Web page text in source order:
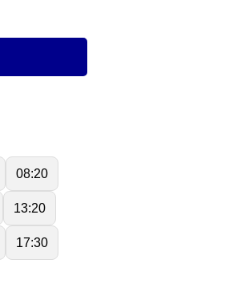
08:20
13:20
17:30